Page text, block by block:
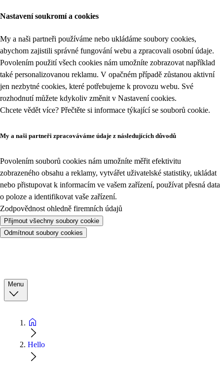
Nastavení soukromí a cookies
My a naši partneři používáme nebo ukládáme soubory cookies,
abychom zajistili správné fungování webu a zpracovali osobní údaje.
Povolením použití všech cookies nám umožníte zobrazovat například
také personalizovanou reklamu. V opačném případě zůstanou aktivní
jen nezbytné cookies, které potřebujeme k provozu webu. Své
rozhodnutí můžete kdykoliv změnit v Nastavení cookies.
Chcete vědět více? Přečtěte si informace týkající se souborů cookie.
My a naši partneři zpracováváme údaje z následujících důvodů
Povolením souborů cookies nám umožníte měřit efektivitu
zobrazeného obsahu a reklamy, vytvářet uživatelské statistiky, ukládat
nebo přistupovat k informacím ve vašem zařízení, používat přesná data
o poloze a identifikovat vaše zařízení.
Zodpovědnost ohledně firemních údajů
Přijmout všechny soubory cookie
Odmítnout soubory cookies
Menu
Hello